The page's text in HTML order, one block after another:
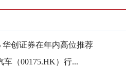
华创证券在年内高位推荐
（00175.HK）行...